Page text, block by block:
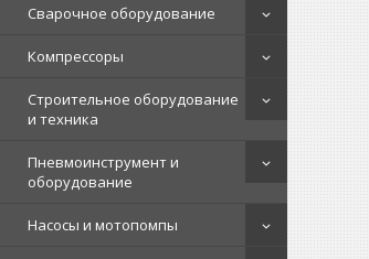
Сварочное оборудование
Компрессоры
Строительное оборудование
и техника
Пневмоинструмент и
оборудование
Насосы и мотопомпы